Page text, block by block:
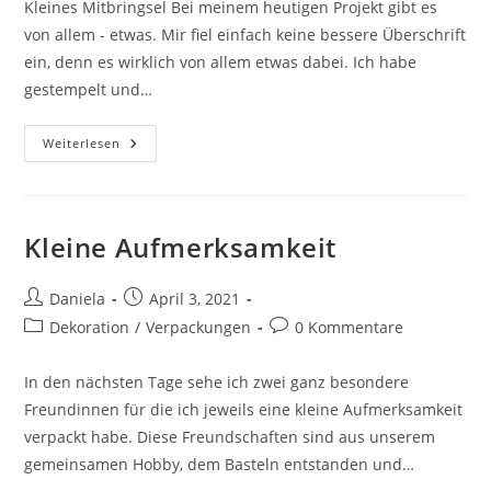
Kleines Mitbringsel Bei meinem heutigen Projekt gibt es
von allem - etwas. Mir fiel einfach keine bessere Überschrift
ein, denn es wirklich von allem etwas dabei. Ich habe
gestempelt und…
Weiterlesen
Kleine Aufmerksamkeit
Daniela
April 3, 2021
Dekoration / Verpackungen 0 Kommentare
In den nächsten Tage sehe ich zwei ganz besondere
Freundinnen für die ich jeweils eine kleine Aufmerksamkeit
verpackt habe. Diese Freundschaften sind aus unserem
gemeinsamen Hobby, dem Basteln entstanden und…